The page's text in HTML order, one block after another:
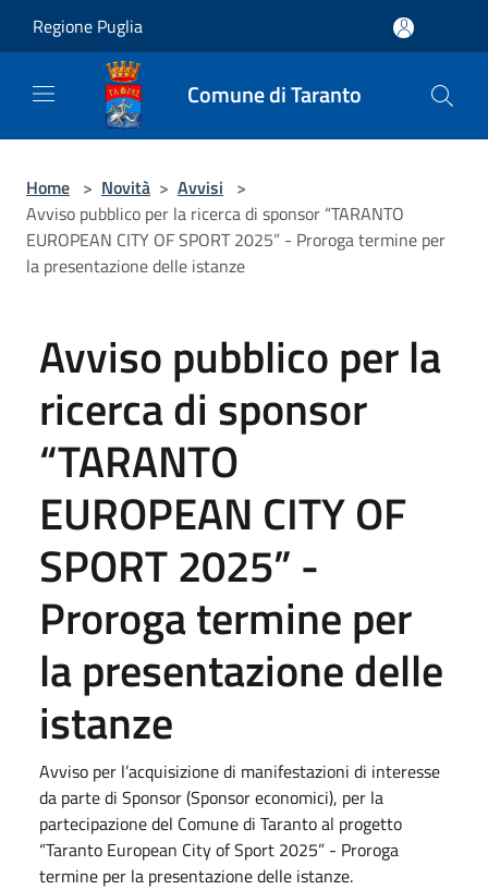
Regione Puglia
Comune di Taranto
Home > Novità > Avvisi >
Avviso pubblico per la ricerca di sponsor “TARANTO
EUROPEAN CITY OF SPORT 2025” - Proroga termine per
la presentazione delle istanze
Avviso pubblico per la
ricerca di sponsor
“TARANTO
EUROPEAN CITY OF
SPORT 2025” -
Proroga termine per
la presentazione delle
istanze
Avviso per l’acquisizione di manifestazioni di interesse
da parte di Sponsor (Sponsor economici), per la
partecipazione del Comune di Taranto al progetto
“Taranto European City of Sport 2025” - Proroga
termine per la presentazione delle istanze.